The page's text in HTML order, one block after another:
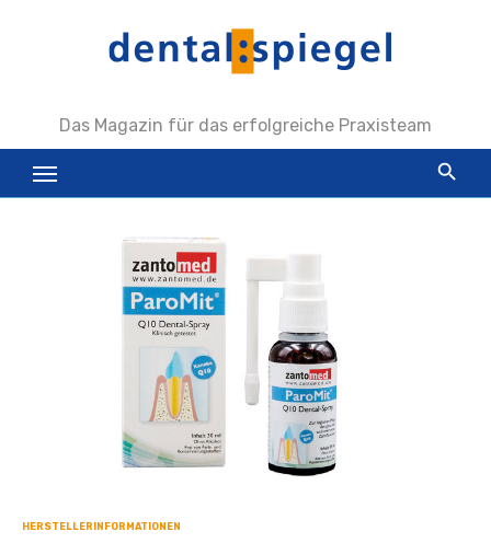
Das Magazin für das erfolgreiche Praxisteam
HERSTELLERINFORMATIONEN